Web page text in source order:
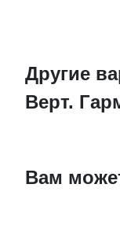
Другие
Верт.
Вам